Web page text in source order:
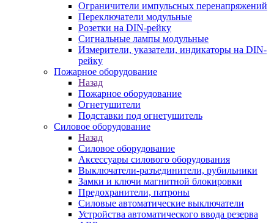
Ограничители импульсных перенапряжений
Переключатели модульные
Розетки на DIN-рейку
Сигнальные лампы модульные
Измерители, указатели, индикаторы на DIN-
рейку
Пожарное оборудование
Назад
Пожарное оборудование
Огнетушители
Подставки под огнетушитель
Силовое оборудование
Назад
Силовое оборудование
Аксессуары силового оборудования
Выключатели-разъединители, рубильники
Замки и ключи магнитной блокировки
Предохранители, патроны
Силовые автоматические выключатели
Устройства автоматического ввода резерва